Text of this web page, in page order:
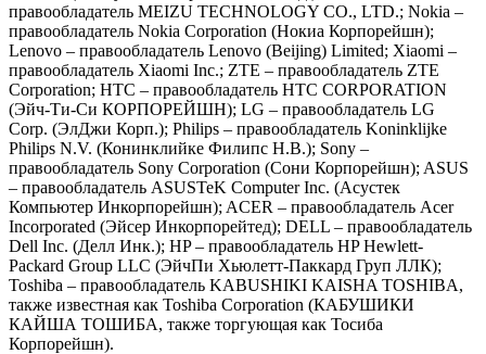
правообладатель MEIZU TECHNOLOGY CO., LTD.; Nokia –
правообладатель Nokia Corporation (Нокиа Корпорейшн);
Lenovo – правообладатель Lenovo (Beijing) Limited; Xiaomi –
правообладатель Xiaomi Inc.; ZTE – правообладатель ZTE
Corporation; HTC – правообладатель HTC CORPORATION
(Эйч-Ти-Си КОРПОРЕЙШН); LG – правообладатель LG
Corp. (ЭлДжи Корп.); Philips – правообладатель Koninklijke
Philips N.V. (Конинклийке Филипс Н.В.); Sony –
правообладатель Sony Corporation (Сони Корпорейшн); ASUS
– правообладатель ASUSTeK Computer Inc. (Асустек
Компьютер Инкорпорейшн); ACER – правообладатель Acer
Incorporated (Эйсер Инкорпорейтед); DELL – правообладатель
Dell Inc. (Делл Инк.); HP – правообладатель HP Hewlett-
Packard Group LLC (ЭйчПи Хьюлетт-Паккард Груп ЛЛК);
Toshiba – правообладатель KABUSHIKI KAISHA TOSHIBA,
также известная как Toshiba Corporation (КАБУШИКИ
КАЙША ТОШИБА, также торгующая как Тосиба
Корпорейшн).